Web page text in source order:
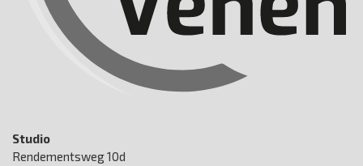
Studio
Rendementsweg 10d